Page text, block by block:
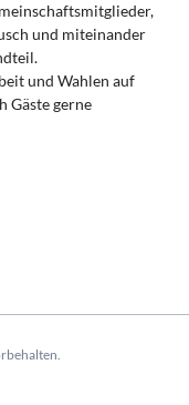
und miteinander
und Wahlen auf
Gäste gerne